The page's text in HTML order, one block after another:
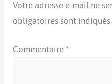
Votre adresse e-mail ne
obligatoires sont indiqués
Commentaire *